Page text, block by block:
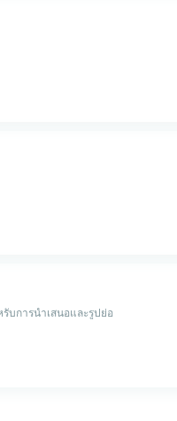
บการนำเสนอและรูปย่อ